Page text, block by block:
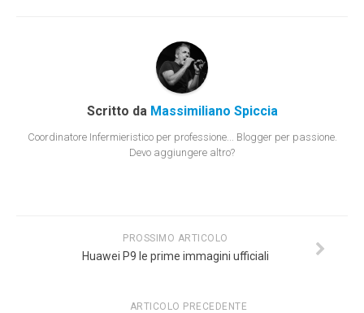
Scritto da Massimiliano Spiccia
Coordinatore Infermieristico per professione... Blogger per passione.
Devo aggiungere altro?
PROSSIMO ARTICOLO
Huawei P9 le prime immagini ufficiali
ARTICOLO PRECEDENTE